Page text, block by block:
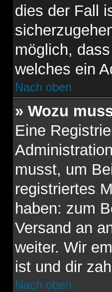
dies der Fall
möglich,
welches ein
Nach oben
» Wozu
Eine
musst, um
registriertes
haben: zum
Versand an
weiter. Wir
ist und dir
Nach oben